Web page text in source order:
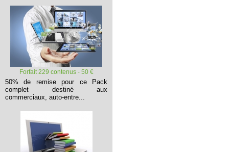
Forfait 229 contenus - 50 €
50% de remise pour ce Pack
complet destiné aux
commerciaux, auto-entre...